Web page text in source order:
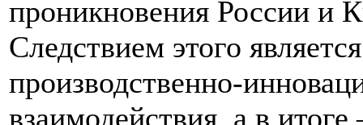
проникновения России и
Следствием этого
производственно-
взаимодействия, а в